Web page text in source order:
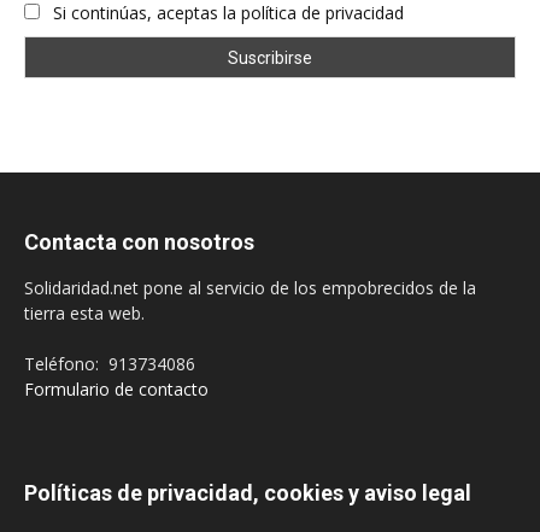
Si continúas, aceptas la política de privacidad
Contacta con nosotros
Solidaridad.net pone al servicio de los empobrecidos de la
tierra esta web.
Teléfono: 913734086
Formulario de contacto
Políticas de privacidad, cookies y aviso legal